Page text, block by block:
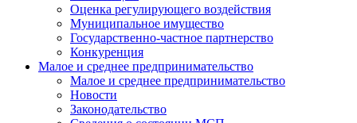
Оценка регулирующего воздействия
Муниципальное имущество
Государственно-частное партнерство
Конкуренция
Малое и среднее предпринимательство
Малое и среднее предпринимательство
Новости
Законодательство